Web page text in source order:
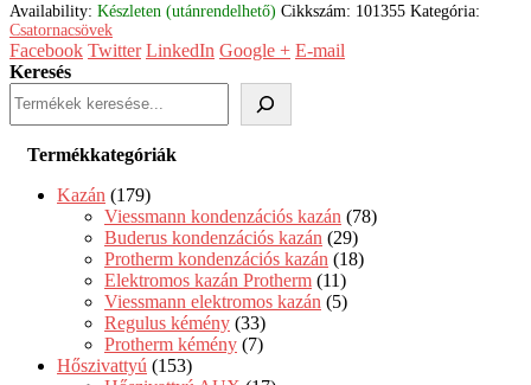
Availability: Készleten (utánrendelhető) Cikkszám: 101355 Kategória:
Csatornacsövek
Facebook Twitter LinkedIn Google + E-mail
Keresés
Termékkategóriák
Kazán (179)
Viessmann kondenzációs kazán (78)
Buderus kondenzációs kazán (29)
Protherm kondenzációs kazán (18)
Elektromos kazán Protherm (11)
Viessmann elektromos kazán (5)
Regulus kémény (33)
Protherm kémény (7)
Hőszivattyú (153)